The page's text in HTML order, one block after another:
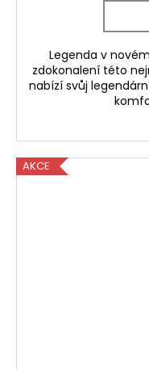
Legenda v
zdokonalení této
nabízí svůj
AKCE